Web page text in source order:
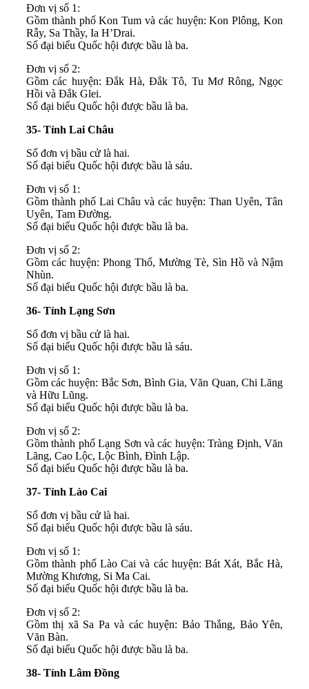
Đơn vị số 1:
Gồm thành phố Kon Tum và các huyện: Kon Plông, Kon
Rẫy, Sa Thầy, Ia H’Drai.
Số đại biểu Quốc hội được bầu là ba.
Đơn vị số 2:
Gồm các huyện: Đắk Hà, Đắk Tô, Tu Mơ Rông, Ngọc
Hồi và Đắk Glei.
Số đại biểu Quốc hội được bầu là ba.
35- Tỉnh Lai Châu
Số đơn vị bầu cử là hai.
Số đại biểu Quốc hội được bầu là sáu.
Đơn vị số 1:
Gồm thành phố Lai Châu và các huyện: Than Uyên, Tân
Uyên, Tam Đường.
Số đại biểu Quốc hội được bầu là ba.
Đơn vị số 2:
Gồm các huyện: Phong Thổ, Mường Tè, Sìn Hồ và Nậm
Nhùn.
Số đại biểu Quốc hội được bầu là ba.
36- Tỉnh Lạng Sơn
Số đơn vị bầu cử là hai.
Số đại biểu Quốc hội được bầu là sáu.
Đơn vị số 1:
Gồm các huyện: Bắc Sơn, Bình Gia, Văn Quan, Chi Lăng
và Hữu Lũng.
Số đại biểu Quốc hội được bầu là ba.
Đơn vị số 2:
Gồm thành phố Lạng Sơn và các huyện: Tràng Định, Văn
Lãng, Cao Lộc, Lộc Bình, Đình Lập.
Số đại biểu Quốc hội được bầu là ba.
37- Tỉnh Lào Cai
Số đơn vị bầu cử là hai.
Số đại biểu Quốc hội được bầu là sáu.
Đơn vị số 1:
Gồm thành phố Lào Cai và các huyện: Bát Xát, Bắc Hà,
Mường Khương, Si Ma Cai.
Số đại biểu Quốc hội được bầu là ba.
Đơn vị số 2:
Gồm thị xã Sa Pa và các huyện: Bảo Thắng, Bảo Yên,
Văn Bàn.
Số đại biểu Quốc hội được bầu là ba.
38- Tỉnh Lâm Đồng